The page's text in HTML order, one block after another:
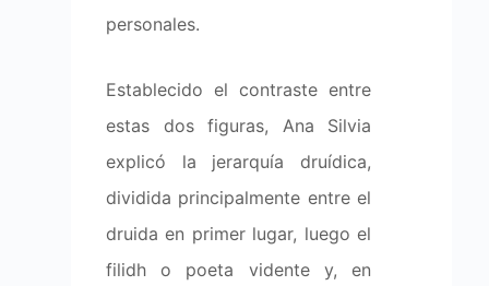
personales.
Establecido el contraste entre
estas dos figuras, Ana Silvia
explicó la jerarquía druídica,
dividida principalmente entre el
druida en primer lugar, luego el
filidh o poeta vidente y, en